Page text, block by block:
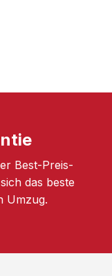
Best-Preis-
das beste
Umzug.